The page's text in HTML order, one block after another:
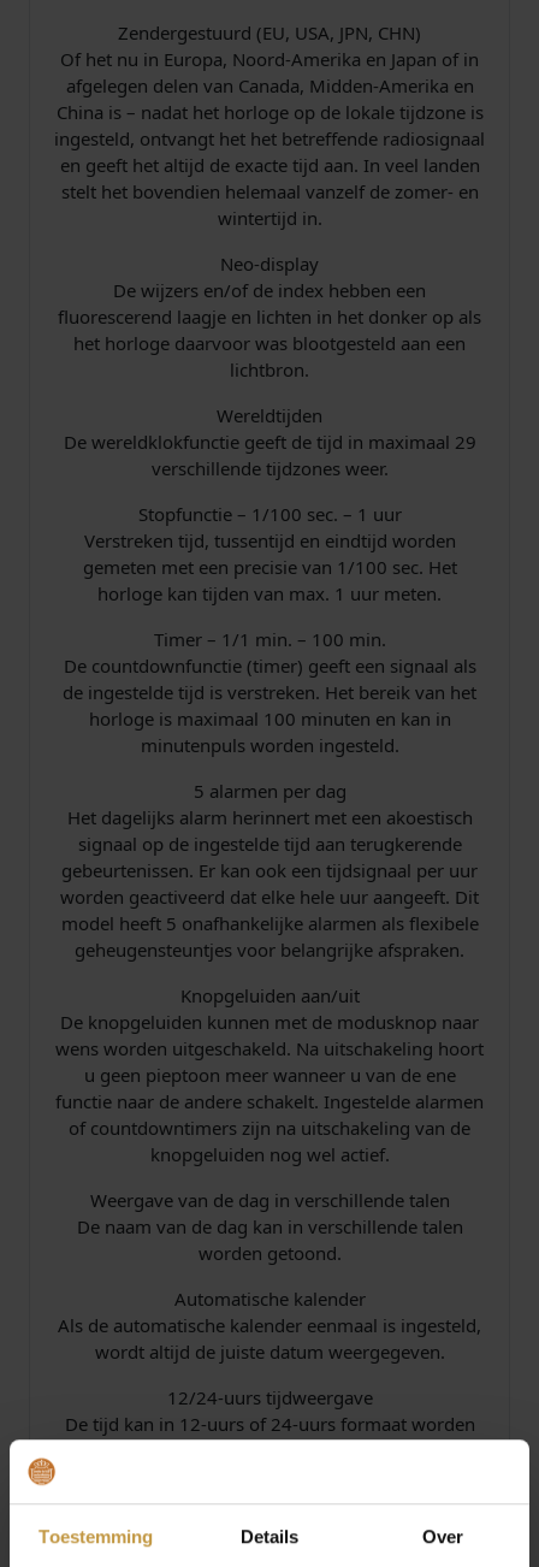
Toestemming Details Over
n
i
u
m
a
a
n
Zendergestuurd (EU, USA, JPN, CHN)
Of het nu in Europa, Noord-Amerika en Japan of in
afgelegen delen van Canada, Midden-Amerika en
China is – nadat het horloge op de lokale tijdzone is
ingesteld, ontvangt het het betreffende radiosignaal
en geeft het altijd de exacte tijd aan. In veel landen
stelt het bovendien helemaal vanzelf de zomer- en
wintertijd in.
Neo-display
De wijzers en/of de index hebben een
fluorescerend laagje en lichten in het donker op als
het horloge daarvoor was blootgesteld aan een
lichtbron.
Wereldtijden
De wereldklokfunctie geeft de tijd in maximaal 29
verschillende tijdzones weer.
Stopfunctie – 1/100 sec. – 1 uur
Verstreken tijd, tussentijd en eindtijd worden
gemeten met een precisie van 1/100 sec. Het
horloge kan tijden van max. 1 uur meten.
Timer – 1/1 min. – 100 min.
De countdownfunctie (timer) geeft een signaal als
de ingestelde tijd is verstreken. Het bereik van het
horloge is maximaal 100 minuten en kan in
minutenpuls worden ingesteld.
5 alarmen per dag
Het dagelijks alarm herinnert met een akoestisch
signaal op de ingestelde tijd aan terugkerende
gebeurtenissen. Er kan ook een tijdsignaal per uur
worden geactiveerd dat elke hele uur aangeeft. Dit
model heeft 5 onafhankelijke alarmen als flexibele
geheugensteuntjes voor belangrijke afspraken.
Knopgeluiden aan/uit
De knopgeluiden kunnen met de modusknop naar
wens worden uitgeschakeld. Na uitschakeling hoort
u geen pieptoon meer wanneer u van de ene
functie naar de andere schakelt. Ingestelde alarmen
of countdowntimers zijn na uitschakeling van de
knopgeluiden nog wel actief.
Weergave van de dag in verschillende talen
De naam van de dag kan in verschillende talen
worden getoond.
Automatische kalender
Als de automatische kalender eenmaal is ingesteld,
wordt altijd de juiste datum weergegeven.
12/24-uurs tijdweergave
De tijd kan in 12-uurs of 24-uurs formaat worden
geproduceerd en overtuigt door zijn hardheid en